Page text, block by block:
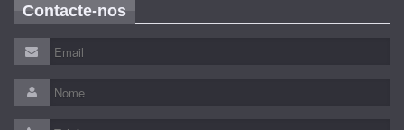
Contacte-nos